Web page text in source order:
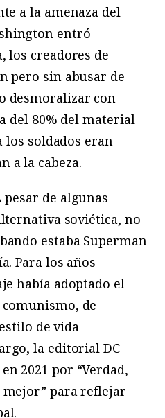
a la amenaza del
entró
los creadores de
pero sin abusar de
desmoralizar con
del 80% del material
los soldados eran
a la cabeza.
pesar de algunas
soviética, no
estaba Superman
Para los años
había adoptado el
de
de vida
la editorial DC
2021 por “Verdad,
para reflejar